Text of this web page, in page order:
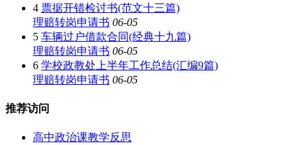
4 票据开错检讨书(范文十三篇)
理赔转岗申请书 06-05
5 车辆过户借款合同(经典十九篇)
理赔转岗申请书 06-05
6 学校政教处上半年工作总结(汇编9篇)
理赔转岗申请书 06-05
推荐访问
高中政治课教学反思